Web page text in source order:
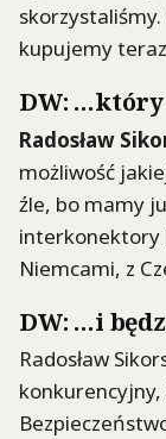
kupujemy
DW: …który
Radosław
możliwość
źle, bo mamy
interkonektory
Niemcami, z
DW: …i
Radosław